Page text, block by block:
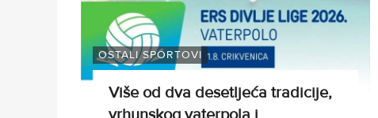
OSTALI SPORTOVI
Više od dva desetljeća tradicije,